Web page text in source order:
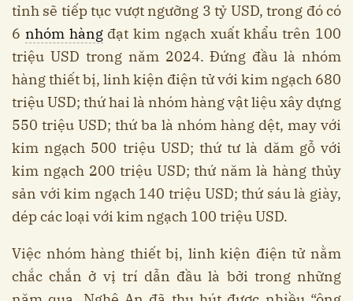
tỉnh sẽ tiếp tục vượt ngưỡng 3 tỷ USD, trong đó có
6 nhóm hàngđạt kim ngạch xuất khẩu trên 100
triệu USD trong năm 2024. Đứng đầu là nhóm
hàng thiết bị, linh kiện điện tử với kim ngạch 680
triệu USD; thứ hai là nhóm hàng vật liệu xây dựng
550 triệu USD; thứ ba là nhóm hàng dệt, may với
kim ngạch 500 triệu USD; thứ tư là dăm gỗ với
kim ngạch 200 triệu USD; thứ năm là hàng thủy
sản với kim ngạch 140 triệu USD; thứ sáu là giày,
dép các loại với kim ngạch 100 triệu USD.
Việc nhóm hàng thiết bị, linh kiện điện tử nằm
chắc chắn ở vị trí dẫn đầu là bởi trong những